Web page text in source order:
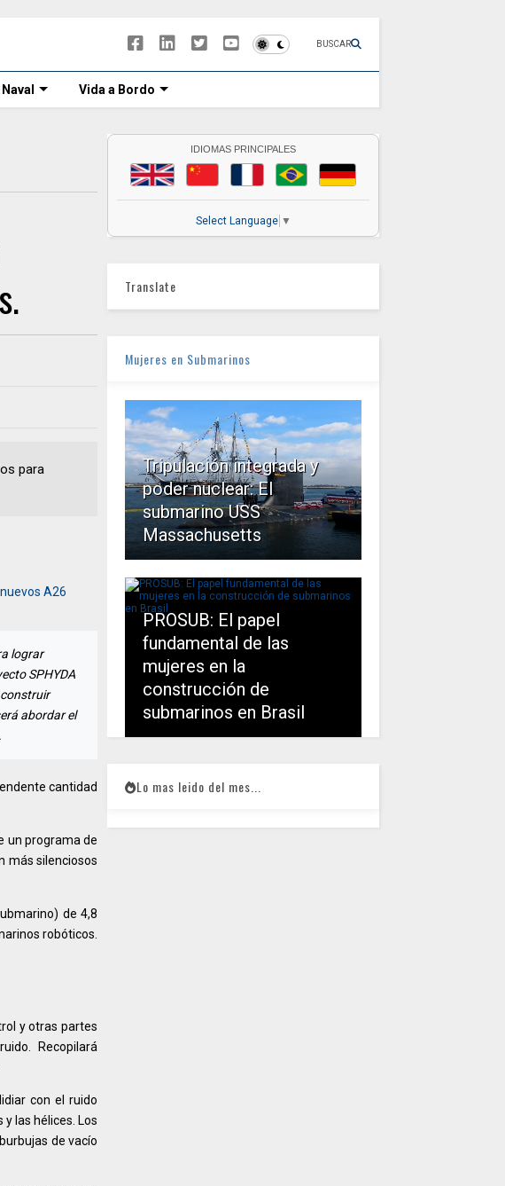
BUSCAR
Vida a Bordo
para
A26
lograr
SPHYDA
abordar el
cantidad
un programa de
más silenciosos
de 4,8
robóticos.
y otras partes
Recopilará
con el ruido
las hélices. Los
de vacío
IDIOMAS PRINCIPALES
Select Language ▼
Translate
Mujeres en Submarinos
Tripulación integrada y
poder nuclear: El
submarino USS
Massachusetts
PROSUB: El papel
fundamental de las
mujeres en la
construcción de
submarinos en Brasil
Lo mas leido del mes...